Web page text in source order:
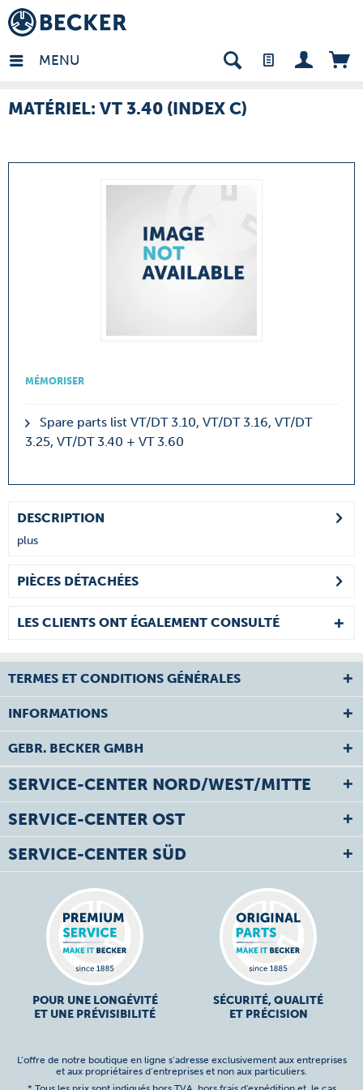
MENU
- FR
MATÉRIEL: VT 3.40 (INDEX C)
MÉMORISER
Spare parts list VT/DT 3.10, VT/DT 3.16, VT/DT
3.25, VT/DT 3.40 + VT 3.60
DESCRIPTION
plus
PIÈCES DÉTACHÉES
LES CLIENTS ONT ÉGALEMENT CONSULTÉ
TERMES ET CONDITIONS GÉNÉRALES
INFORMATIONS
GEBR. BECKER GMBH
SERVICE-CENTER NORD/WEST/MITTE
SERVICE-CENTER OST
SERVICE-CENTER SÜD
POUR UNE LONGÉVITÉ
ET UNE PRÉVISIBILITÉ
SÉCURITÉ, QUALITÉ
ET PRÉCISION
L’offre de notre boutique en ligne s’adresse exclusivement aux entreprises
et aux propriétaires d’entreprises et non aux particuliers.